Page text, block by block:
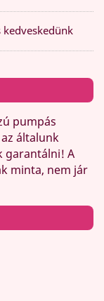
pumpás
általunk
garantálni! A
minta, nem jár